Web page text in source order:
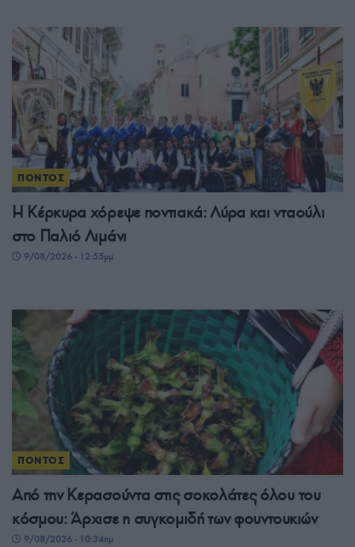
ΠΟΝΤΟΣ
Η Κέρκυρα χόρεψε ποντιακά: Λύρα και νταούλι
στο Παλιό Λιμάνι
9/08/2026 - 12:55μμ
ΠΟΝΤΟΣ
Από την Κερασούντα στις σοκολάτες όλου του
κόσμου: Άρχισε η συγκομιδή των φουντουκιών
9/08/2026 - 10:34πμ